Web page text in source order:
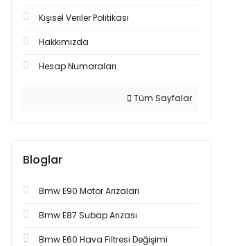
Kişisel Veriler Politikası
Hakkımızda
Hesap Numaraları
Tüm Sayfalar
Bloglar
Bmw E90 Motor Arızaları
Bmw E87 Subap Arızası
Bmw E60 Hava Filtresi Değişimi